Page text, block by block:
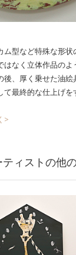
型など特殊な形状
はなく立体作品の
、厚く乗せた油絵
て最終的な仕上げ
>
ティストの他